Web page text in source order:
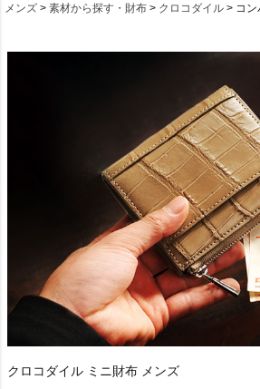
メンズ 素材から探す・財布 クロコダイル コ
クロコダイル ミニ財布 メンズ